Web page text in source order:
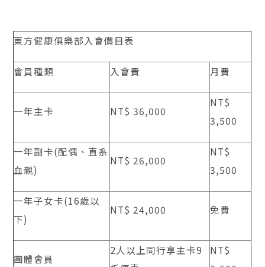
東方健康俱樂部入會價目表
會員種類 入會費 月費
一年主卡 NT$ 36,000
NT$
3,500
一年副卡(配偶、直系
血親)
NT$ 26,000
NT$
3,500
一年子女卡(16歲以
下)
NT$ 24,000 免費
團體會員
2人以上同行享主卡9
NT$